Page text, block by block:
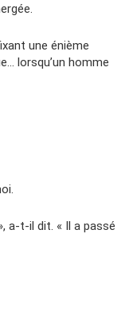
une énième
lorsqu’un homme
a-t-il dit. « Il a passé